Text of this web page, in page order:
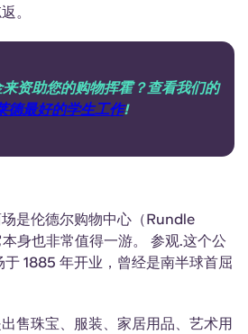
。
资助您的购物挥霍？查看我们的
德最好的学生工作!
是伦德尔购物中心（Rundle
身也非常值得一游。 参观.这个公
1885 年开业，曾经是南半球首屈
售珠宝、服装、家居用品、艺术用